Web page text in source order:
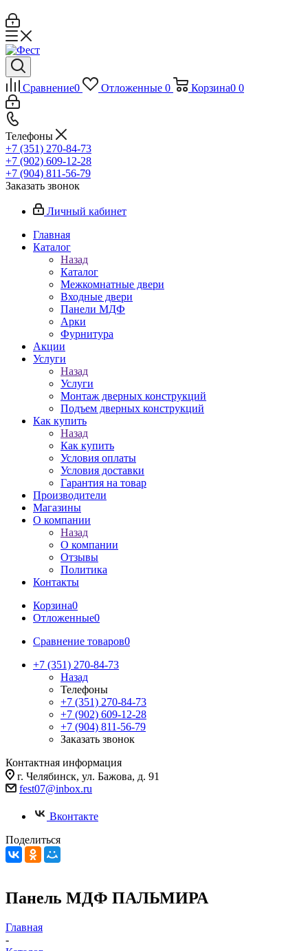
Сравнение0 Отложенные 0 Корзина0 0
Телефоны
+7 (351) 270-84-73
+7 (902) 609-12-28
+7 (904) 811-56-79
Заказать звонок
Личный кабинет
Главная
Каталог
Назад
Каталог
Межкомнатные двери
Входные двери
Панели МДФ
Арки
Фурнитура
Акции
Услуги
Назад
Услуги
Монтаж дверных конструкций
Подъем дверных конструкций
Как купить
Назад
Как купить
Условия оплаты
Условия доставки
Гарантия на товар
Производители
Магазины
О компании
Назад
О компании
Отзывы
Политика
Контакты
Корзина0
Отложенные0
Сравнение товаров0
+7 (351) 270-84-73
Назад
Телефоны
+7 (351) 270-84-73
+7 (902) 609-12-28
+7 (904) 811-56-79
Заказать звонок
Контактная информация
г. Челябинск, ул. Бажова, д. 91
fest07@inbox.ru
Вконтакте
Поделиться
Панель МДФ ПАЛЬМИРА
Главная
-